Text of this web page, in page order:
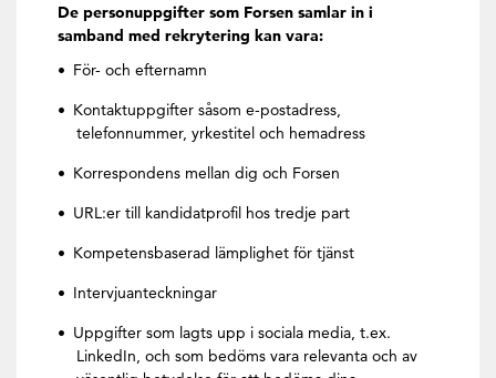
De personuppgifter som Forsen samlar in i
samband med rekrytering kan vara:
För- och efternamn
Kontaktuppgifter såsom e-postadress,
telefonnummer, yrkestitel och hemadress
Korrespondens mellan dig och Forsen
URL:er till kandidatprofil hos tredje part
Kompetensbaserad lämplighet för tjänst
Intervjuanteckningar
Uppgifter som lagts upp i sociala media, t.ex.
LinkedIn, och som bedöms vara relevanta och av